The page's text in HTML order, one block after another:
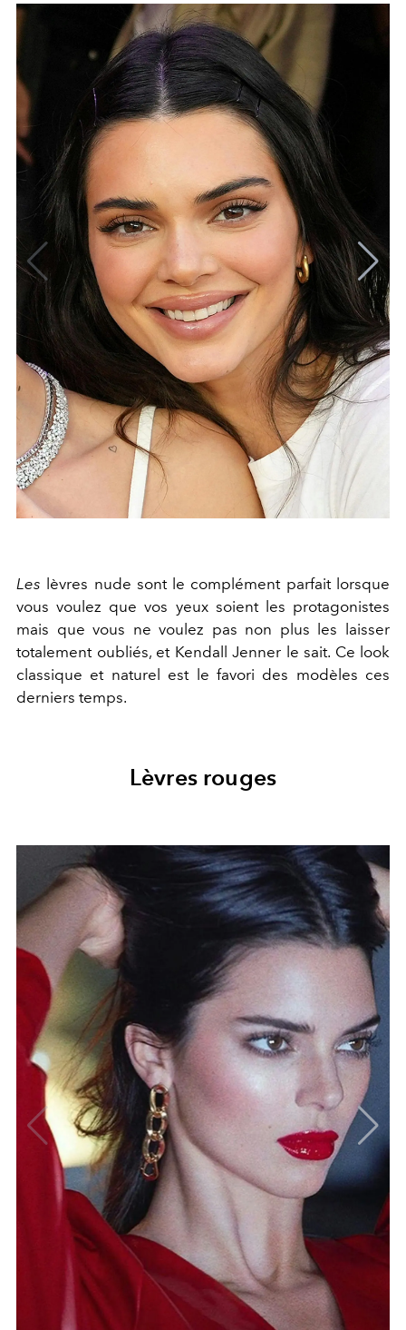
Les lèvres nude sont le complément parfait lorsque
vous voulez que vos yeux soient les protagonistes
mais que vous ne voulez pas non plus les laisser
totalement oubliés, et Kendall Jenner le sait. Ce look
classique et naturel est le favori des modèles ces
derniers temps.
Lèvres rouges